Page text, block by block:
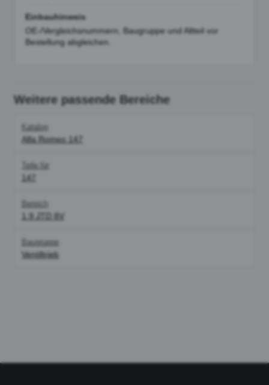
Einbauhinweis
OE-/Vergleichsnummern, Baugruppe und Altteil vor
Bestellung abgleichen.
Weitere passende Bereiche
Katalog
Alfa Romeo 147
Teile für
147
Bereich
1.9 JTD 8V
Baugruppe
Ventiltrieb